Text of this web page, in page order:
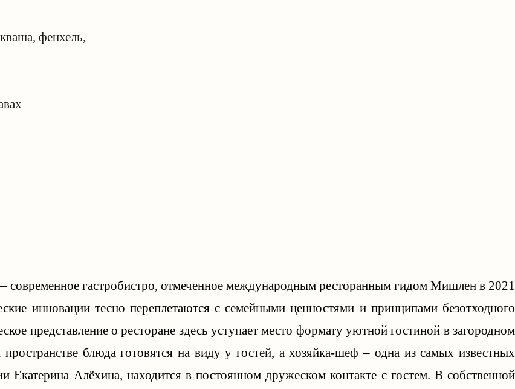
фенхель,
гастробистро, отмеченное международным ресторанным гидом Мишлен в 2021
инновации тесно переплетаются с семейными ценностями и принципами безотходного
представление о ресторане здесь уступает место формату уютной гостиной в загородном
блюда готовятся на виду у гостей, а хозяйка-шеф – одна из самых известных
Екатерина Алёхина, находится в постоянном дружеском контакте с гостем. В собственной